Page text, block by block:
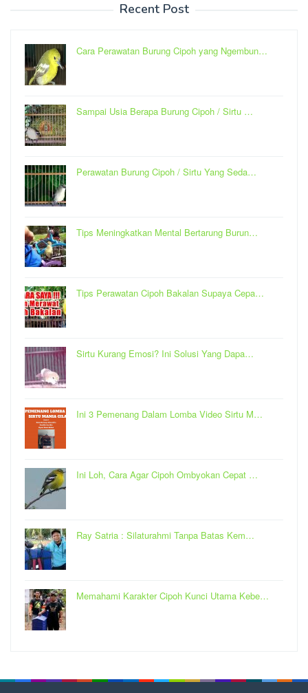
Recent Post
Cara Perawatan Burung Cipoh yang Ngembun…
Sampai Usia Berapa Burung Cipoh / Sirtu …
Perawatan Burung Cipoh / Sirtu Yang Seda…
Tips Meningkatkan Mental Bertarung Burun…
Tips Perawatan Cipoh Bakalan Supaya Cepa…
Sirtu Kurang Emosi? Ini Solusi Yang Dapa…
Ini 3 Pemenang Dalam Lomba Video Sirtu M…
Ini Loh, Cara Agar Cipoh Ombyokan Cepat …
Ray Satria : Silaturahmi Tanpa Batas Kem…
Memahami Karakter Cipoh Kunci Utama Kebe…